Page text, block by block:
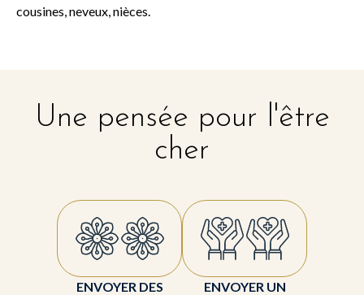
cousines, neveux, nièces.
Une pensée pour l'être
cher
ENVOYER DES
ENVOYER UN